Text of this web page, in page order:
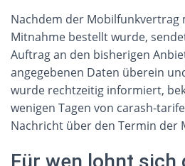
Nachdem der Mobilfunkvertrag
Mitnahme bestellt wurde,
Auftrag an den bisherigen
angegebenen Daten überein
wurde rechtzeitig informiert,
wenigen Tagen von carash-
Nachricht über den Termin der